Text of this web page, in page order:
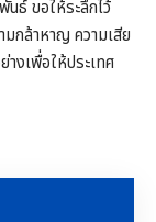
ธ์ ขอให้ระลึกไว้
มกล้าหาญ ความเสีย
งเพื่อให้ประเทศ